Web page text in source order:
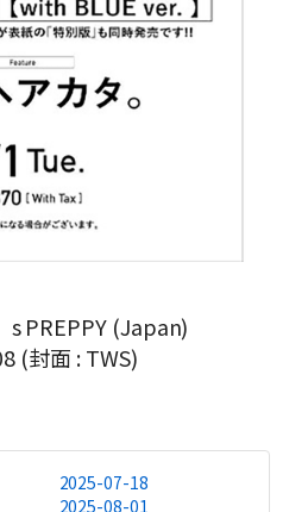
PREPPY (Japan)
(封面 : TWS)
2025-07-18
2025-08-01